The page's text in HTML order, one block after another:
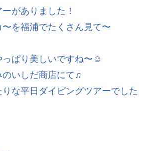
がありました！
を福浦でたくさん見て〜
っぱり美しいですね〜☺️
いしだ商店にて♫
な平日ダイビングツアーでした